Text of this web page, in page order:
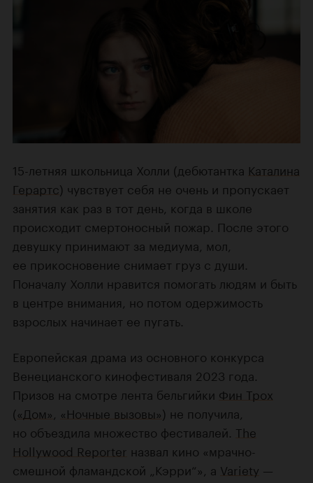
15-летняя школьница Холли (дебютантка Каталина
Герартс) чувствует себя не очень и пропускает
занятия как раз в тот день, когда в школе
происходит смертоносный пожар. После этого
девушку принимают за медиума, мол,
ее прикосновение снимает груз с души.
Поначалу Холли нравится помогать людям и быть
в центре внимания, но потом одержимость
взрослых начинает ее пугать.
Европейская драма из основного конкурса
Венецианского кинофестиваля 2023 года.
Призов на смотре лента бельгийки Фин Трох
(«Дом» «Ночные вызовы») не получила,
но объездила множество фестивалей. The
Hollywood Reporter назвал кино «мрачно-
смешной фламандской „Кэрри“», а Variety —